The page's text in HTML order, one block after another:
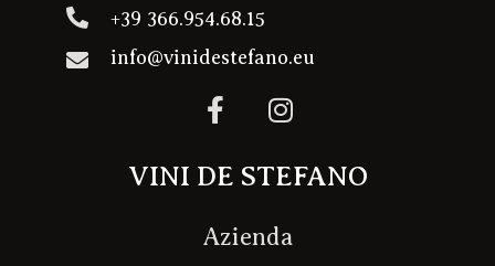
+39 366.954.68.15
info@vinidestefano.eu
F
a
e
o
I
n
t
g
VINI DE STEFANO
Azienda